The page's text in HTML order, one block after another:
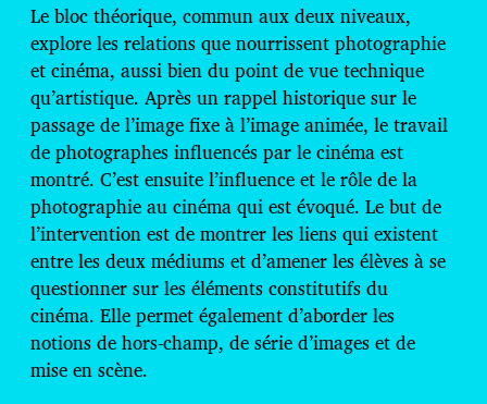
Le bloc théorique, commun aux deux niveaux,
explore les relations que nourrissent photographie
et cinéma, aussi bien du point de vue technique
qu’artistique. Après un rappel historique sur le
passage de l’image fixe à l’image animée, le travail
de photographes influencés par le cinéma est
montré. C’est ensuite l’influence et le rôle de la
photographie au cinéma qui est évoqué. Le but de
l’intervention est de montrer les liens qui existent
entre les deux médiums et d’amener les élèves à se
questionner sur les éléments constitutifs du
cinéma. Elle permet également d’aborder les
notions de hors-champ, de série d’images et de
mise en scène.